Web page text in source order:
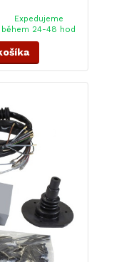
Expedujeme
během 24-48 hod